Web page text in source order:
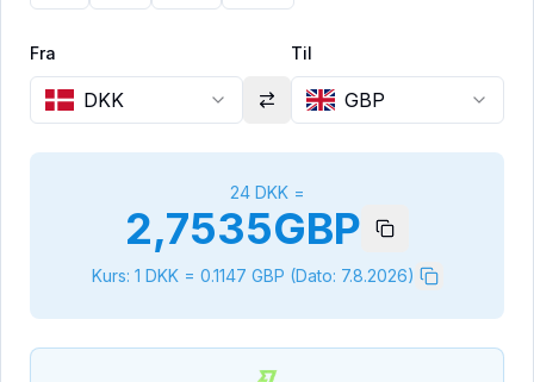
Fra
DKK
Til
GBP
24 DKK=
2,7535GBP
Kurs: 1 DKK= 0.1147 GBP (Dato: 7.8.2026)